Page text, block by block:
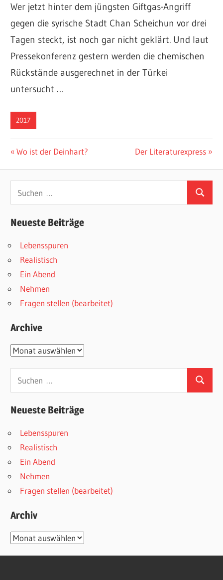
Wer jetzt hinter dem jüngsten Giftgas-Angriff
gegen die syrische Stadt Chan Scheichun vor drei
Tagen steckt, ist noch gar nicht geklärt. Und laut
Pressekonferenz gestern werden die chemischen
Rückstände ausgerechnet in der Türkei
untersucht …
2017
Beitragsnavigation
Vorheriger
Wo ist der Deinhart?
Nächster
Der Literaturexpress
nach:
Suchen
Neueste Beiträge
Lebensspuren
Realistisch
Ein Abend
Nehmen
Fragen stellen (bearbeitet)
Archive
Archive
Suchen
Neueste Beiträge
Lebensspuren
Realistisch
Ein Abend
Nehmen
Fragen stellen (bearbeitet)
Archiv
Archiv